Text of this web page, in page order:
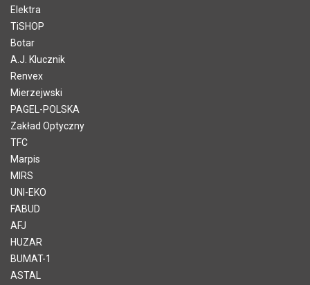
Elektra
TiSHOP
Botar
A.J. Klucznik
Renvex
Mierzejwski
PAGEL-POLSKA
Zakład Optyczny
TFC
Marpis
MIRS
UNI-EKO
FABUD
AFJ
HUZAR
BUMAT-1
ASTAL